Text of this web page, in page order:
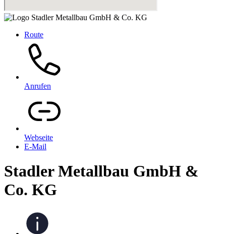
Route
Anrufen
Webseite
E-Mail
Stadler Metallbau GmbH &
Co. KG